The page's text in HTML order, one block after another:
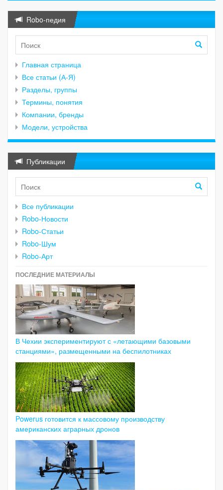
Robo-педия
Главная страница
Все статьи (А-Я)
Разделы, группы
Термины, понятия
Компании, бренды
Модели, устройства
Публикации
Все публикации
Robo-Новости
Robo-Статьи
Robo-Шум
Robo-Арт
ПОСЛЕДНИЕ МАТЕРИАЛЫ
В Чехии экспериментируют с «летающими базовыми
станциями», размещенными на беспилотниках
Powerus готовится к массовому производству
американских аграрных дронов